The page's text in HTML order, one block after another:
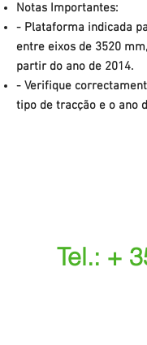
Notas Importantes:
- Plataforma indicada
entre eixos de 3520
partir do ano de 2014.
- Verifique
tipo de tracção e o ano
Tel.: +